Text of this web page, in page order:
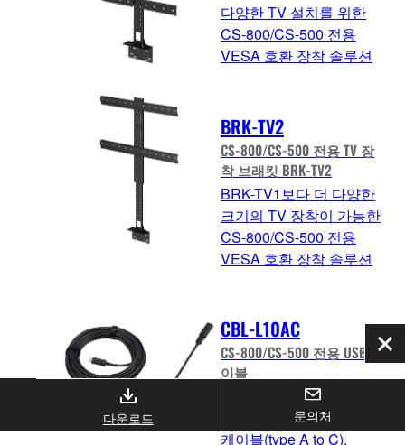
다양한 TV 설치를 위한
CS-800/CS-500 전용
VESA 호환 장착 솔루션
BRK-TV2
CS-800/CS-500 전용 TV 장
착 브래킷 BRK-TV2
BRK-TV1보다 더 다양한
크기의 TV 장착이 가능한
CS-800/CS-500 전용
VESA 호환 장착 솔루션
CBL-L10AC
CS-800/CS-500 전용 USB케
이블
CS-800/CS-500 전용 울
트라 하이스펙 10m USB
케이블(type A to C).
다운로드 문의처
닫
기